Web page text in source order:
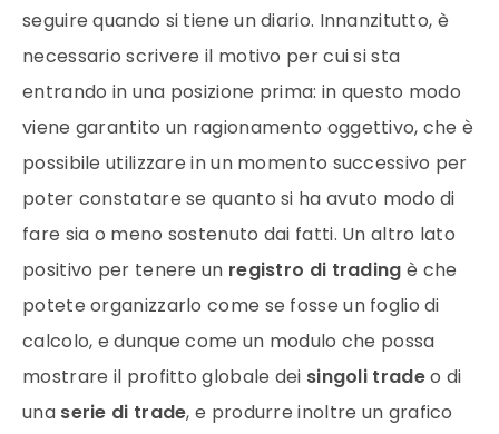
seguire quando si tiene un diario. Innanzitutto, è
necessario scrivere il motivo per cui si sta
entrando in una posizione prima: in questo modo
viene garantito un ragionamento oggettivo, che è
possibile utilizzare in un momento successivo per
poter constatare se quanto si ha avuto modo di
fare sia o meno sostenuto dai fatti. Un altro lato
positivo per tenere un registro di trading è che
potete organizzarlo come se fosse un foglio di
calcolo, e dunque come un modulo che possa
mostrare il profitto globale dei singoli tradeo di
una serie di trade, e produrre inoltre un grafico